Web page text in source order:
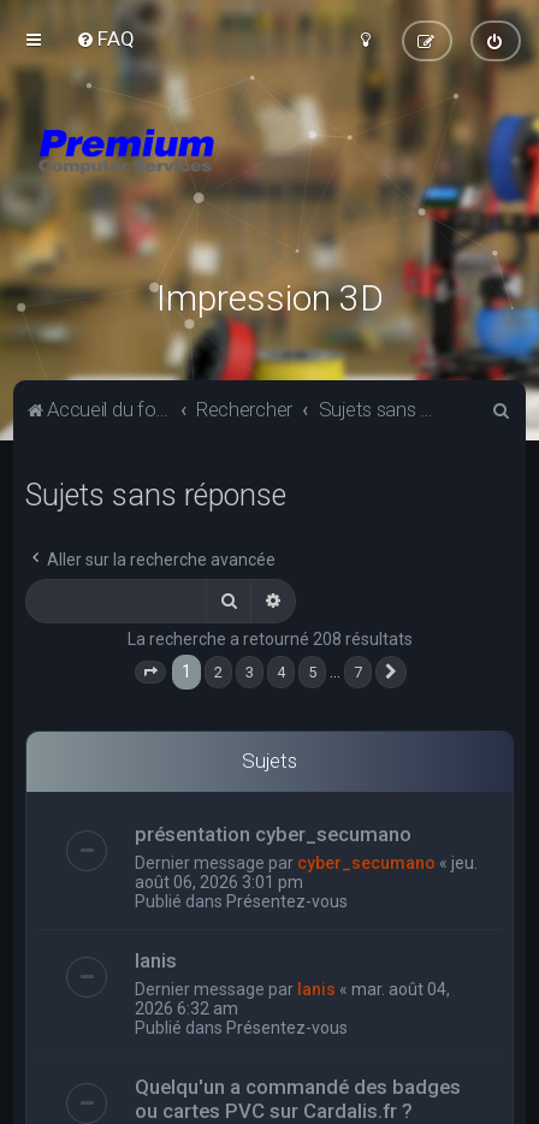
FAQ
Impression 3D
Accueil du forum Rechercher Sujets sans réponse
Sujets sans réponse
Aller sur la recherche avancée
RechercherRecherche avancée
La recherche a retourné 208 résultats
Page 1 sur
1 2 3 4 5 7
Sujets
présentation cyber_secumano
Dernier message par cyber_secumano « jeu.
août 06, 2026 3:01 pm
Publié dans Présentez-vous
Ianis
Dernier message par Ianis « mar. août 04,
2026 6:32 am
Publié dans Présentez-vous
Quelqu'un a commandé des badges
ou cartes PVC sur Cardalis.fr ?